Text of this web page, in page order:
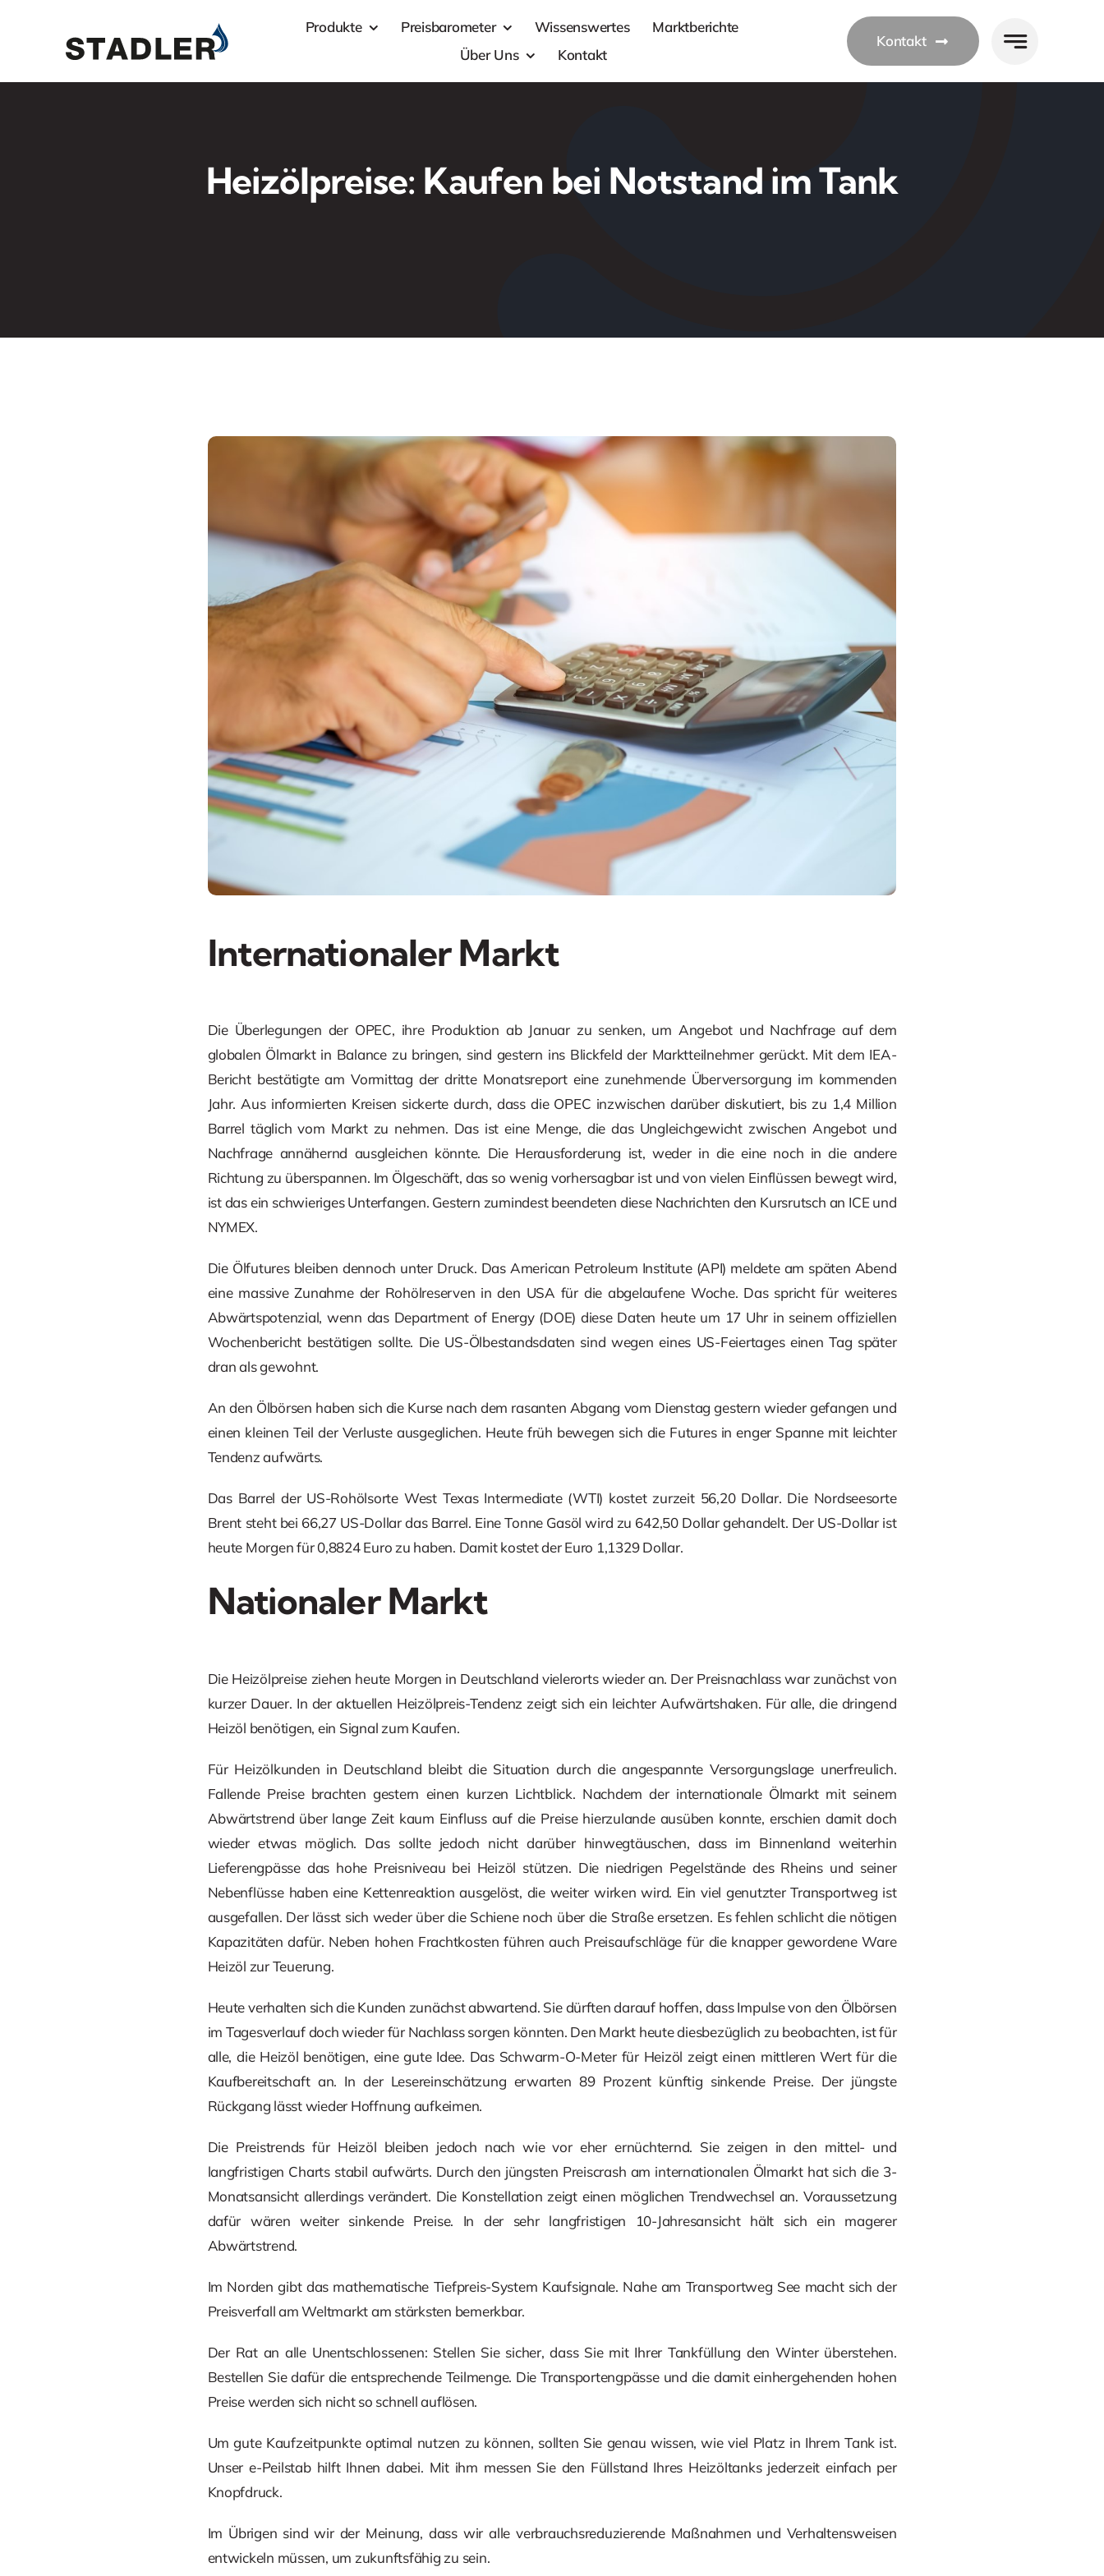
Produkte Preisbarometer Wissenswertes
Marktberichte
Über Uns
Kontakt
Kontakt
Heizölpreise: Kaufen bei Notstand im Tank
Internationaler Markt
Die Überlegungen der OPEC, ihre Produktion ab Januar zu senken, um Angebot und Nachfrage auf dem
globalen Ölmarkt in Balance zu bringen, sind gestern ins Blickfeld der Marktteilnehmer gerückt. Mit dem IEA-
Bericht bestätigte am Vormittag der dritte Monatsreport eine zunehmende Überversorgung im kommenden
Jahr. Aus informierten Kreisen sickerte durch, dass die OPEC inzwischen darüber diskutiert, bis zu 1,4 Million
Barrel täglich vom Markt zu nehmen. Das ist eine Menge, die das Ungleichgewicht zwischen Angebot und
Nachfrage annähernd ausgleichen könnte. Die Herausforderung ist, weder in die eine noch in die andere
Richtung zu überspannen. Im Ölgeschäft, das so wenig vorhersagbar ist und von vielen Einflüssen bewegt wird,
ist das ein schwieriges Unterfangen. Gestern zumindest beendeten diese Nachrichten den Kursrutsch an ICE und
NYMEX.
Die Ölfutures bleiben dennoch unter Druck. Das American Petroleum Institute (API) meldete am späten Abend
eine massive Zunahme der Rohölreserven in den USA für die abgelaufene Woche. Das spricht für weiteres
Abwärtspotenzial, wenn das Department of Energy (DOE) diese Daten heute um 17 Uhr in seinem offiziellen
Wochenbericht bestätigen sollte. Die US-Ölbestandsdaten sind wegen eines US-Feiertages einen Tag später
dran als gewohnt.
An den Ölbörsen haben sich die Kurse nach dem rasanten Abgang vom Dienstag gestern wieder gefangen und
einen kleinen Teil der Verluste ausgeglichen. Heute früh bewegen sich die Futures in enger Spanne mit leichter
Tendenz aufwärts.
Das Barrel der US-Rohölsorte West Texas Intermediate (WTI) kostet zurzeit 56,20 Dollar. Die Nordseesorte
Brent steht bei 66,27 US-Dollar das Barrel. Eine Tonne Gasöl wird zu 642,50 Dollar gehandelt. Der US-Dollar ist
heute Morgen für 0,8824 Euro zu haben. Damit kostet der Euro 1,1329 Dollar.
Nationaler Markt
Die Heizölpreise ziehen heute Morgen in Deutschland vielerorts wieder an. Der Preisnachlass war zunächst von
kurzer Dauer. In der aktuellen Heizölpreis-Tendenz zeigt sich ein leichter Aufwärtshaken. Für alle, die dringend
Heizöl benötigen, ein Signal zum Kaufen.
Für Heizölkunden in Deutschland bleibt die Situation durch die angespannte Versorgungslage unerfreulich.
Fallende Preise brachten gestern einen kurzen Lichtblick. Nachdem der internationale Ölmarkt mit seinem
Abwärtstrend über lange Zeit kaum Einfluss auf die Preise hierzulande ausüben konnte, erschien damit doch
wieder etwas möglich. Das sollte jedoch nicht darüber hinwegtäuschen, dass im Binnenland weiterhin
Lieferengpässe das hohe Preisniveau bei Heizöl stützen. Die niedrigen Pegelstände des Rheins und seiner
Nebenflüsse haben eine Kettenreaktion ausgelöst, die weiter wirken wird. Ein viel genutzter Transportweg ist
ausgefallen. Der lässt sich weder über die Schiene noch über die Straße ersetzen. Es fehlen schlicht die nötigen
Kapazitäten dafür. Neben hohen Frachtkosten führen auch Preisaufschläge für die knapper gewordene Ware
Heizöl zur Teuerung.
Heute verhalten sich die Kunden zunächst abwartend. Sie dürften darauf hoffen, dass Impulse von den Ölbörsen
im Tagesverlauf doch wieder für Nachlass sorgen könnten. Den Markt heute diesbezüglich zu beobachten, ist für
alle, die Heizöl benötigen, eine gute Idee. Das Schwarm-O-Meter für Heizöl zeigt einen mittleren Wert für die
Kaufbereitschaft an. In der Lesereinschätzung erwarten 89 Prozent künftig sinkende Preise. Der jüngste
Rückgang lässt wieder Hoffnung aufkeimen.
Die Preistrends für Heizöl bleiben jedoch nach wie vor eher ernüchternd. Sie zeigen in den mittel- und
langfristigen Charts stabil aufwärts. Durch den jüngsten Preiscrash am internationalen Ölmarkt hat sich die 3-
Monatsansicht allerdings verändert. Die Konstellation zeigt einen möglichen Trendwechsel an. Voraussetzung
dafür wären weiter sinkende Preise. In der sehr langfristigen 10-Jahresansicht hält sich ein magerer
Abwärtstrend.
Im Norden gibt das mathematische Tiefpreis-System Kaufsignale. Nahe am Transportweg See macht sich der
Preisverfall am Weltmarkt am stärksten bemerkbar.
Der Rat an alle Unentschlossenen: Stellen Sie sicher, dass Sie mit Ihrer Tankfüllung den Winter überstehen.
Bestellen Sie dafür die entsprechende Teilmenge. Die Transportengpässe und die damit einhergehenden hohen
Preise werden sich nicht so schnell auflösen.
Um gute Kaufzeitpunkte optimal nutzen zu können, sollten Sie genau wissen, wie viel Platz in Ihrem Tank ist.
Unser e-Peilstab hilft Ihnen dabei. Mit ihm messen Sie den Füllstand Ihres Heizöltanks jederzeit einfach per
Knopfdruck.
Im Übrigen sind wir der Meinung, dass wir alle verbrauchsreduzierende Maßnahmen und Verhaltensweisen
entwickeln müssen, um zukunftsfähig zu sein.